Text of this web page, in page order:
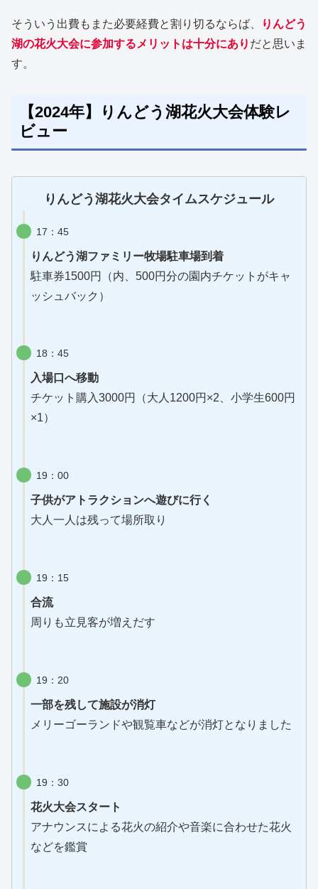
そういう出費もまた必要経費と割り切るならば、
りんどう
湖の花火大会に参加するメリットは十分にあり だと思いま
す。
【2024年】りんどう湖花火大会体験レ
ビュー
りんどう湖花火大会タイムスケジュール
17：45
りんどう湖ファミリー牧場駐車場到着
駐車券1500円（内、500円分の園内チケットがキャ
ッシュバック）
18：45
入場口へ移動
チケット購入3000円（大人1200円×2、小学生600円
×1）
19：00
子供がアトラクションへ遊びに行く
大人一人は残って場所取り
19：15
合流
周りも立見客が増えだす
19：20
一部を残して施設が消灯
メリーゴーランドや観覧車などが消灯となりました
19：30
花火大会スタート
アナウンスによる花火の紹介や音楽に合わせた花火
などを鑑賞